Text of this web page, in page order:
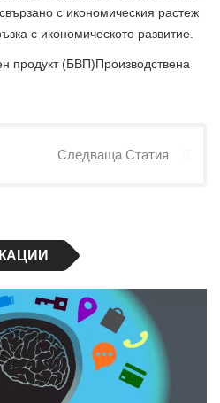
с икономическия растеж
с икономическото развитие.
продукт (БВП)Производствена
Следваща Статия